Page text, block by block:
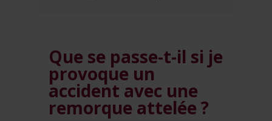
Que se passe-t-il si je
provoque un
accident avec une
remorque attelée ?